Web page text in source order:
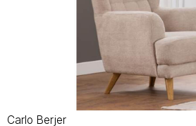
Capri Berjer V2